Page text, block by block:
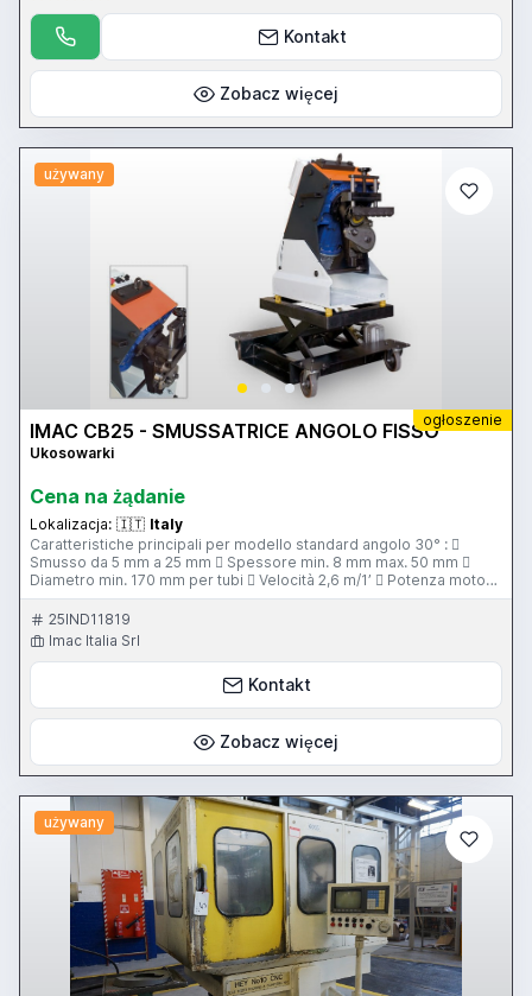
Kontakt
Zobacz więcej
używany
ogłoszenie
IMAC CB25 - SMUSSATRICE ANGOLO FISSO
Ukosowarki
Cena na żądanie
Lokalizacja: 🇮🇹 Italy
Caratteristiche principali per modello standard angolo 30° : 
Smusso da 5 mm a 25 mm  Spessore min. 8 mm max. 50 mm 
Diametro min. 170 mm per tubi  Velocità 2,6 m/1’  Potenza motore
2,2 Kw  Peso 315 kg  Dimensioni 640 x 480 x 920 mm
25IND11819
Imac Italia Srl
Kontakt
Zobacz więcej
używany